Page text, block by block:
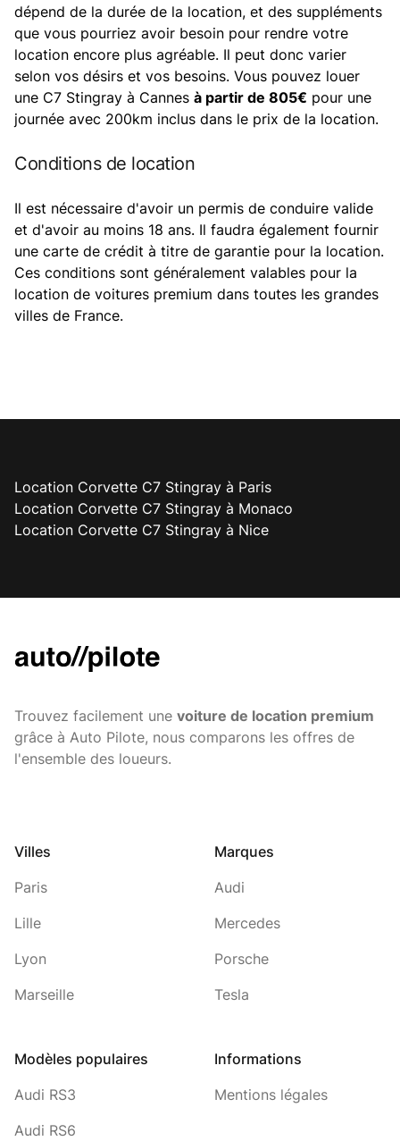
dépend de la durée de la location, et des suppléments
que vous pourriez avoir besoin pour rendre votre
location encore plus agréable. Il peut donc varier
selon vos désirs et vos besoins. Vous pouvez louer
une C7 Stingray à Cannes à partir de 805€ pour une
journée avec 200km inclus dans le prix de la location.
Conditions de location
Il est nécessaire d'avoir un permis de conduire valide
et d'avoir au moins 18 ans. Il faudra également fournir
une carte de crédit à titre de garantie pour la location.
Ces conditions sont généralement valables pour la
location de voitures premium dans toutes les grandes
villes de France.
Location Corvette C7 Stingray à Paris
Location Corvette C7 Stingray à Monaco
Location Corvette C7 Stingray à Nice
Trouvez facilement une voiture de location premium
grâce à Auto Pilote, nous comparons les offres de
l'ensemble des loueurs.
Villes
Paris
Lille
Lyon
Marseille
Modèles populaires
Audi RS3
Audi RS6
Marques
Audi
Mercedes
Porsche
Tesla
Informations
Mentions légales